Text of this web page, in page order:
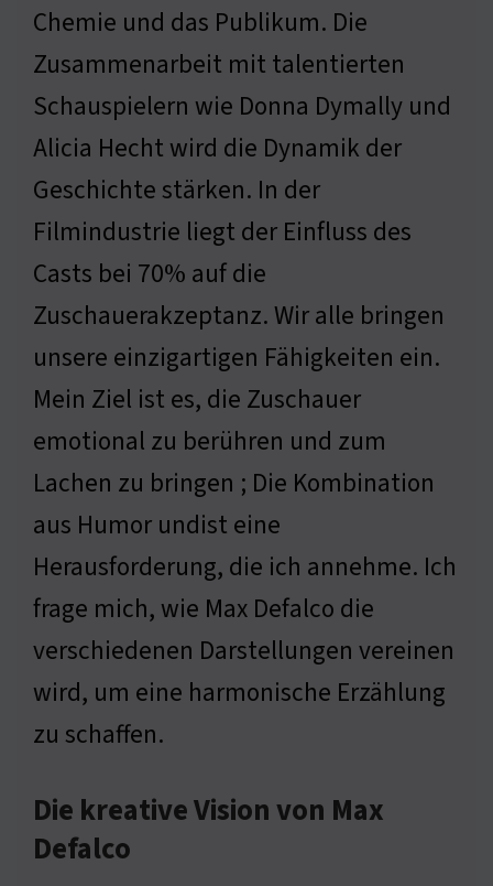
Chemie und das Publikum. Die
Zusammenarbeit mit talentierten
Schauspielern wie Donna Dymally und
Alicia Hecht wird die Dynamik der
Geschichte stärken. In der
Filmindustrie liegt der Einfluss des
Casts bei 70% auf die
Zuschauerakzeptanz. Wir alle bringen
unsere einzigartigen Fähigkeiten ein.
Mein Ziel ist es, die Zuschauer
emotional zu berühren und zum
Lachen zu bringen ; Die Kombination
aus Humor undist eine
Herausforderung, die ich annehme. Ich
frage mich, wie Max Defalco die
verschiedenen Darstellungen vereinen
wird, um eine harmonische Erzählung
zu schaffen.
Die kreative Vision von Max
Defalco